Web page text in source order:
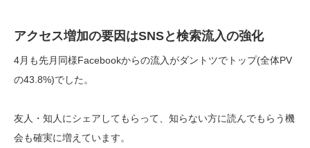
アクセス増加の要因はSNSと検索流入の強化
4月も先月同様Facebookからの流入がダントツでトップ(全体PV
の43.8%)でした。
友人・知人にシェアしてもらって、知らない方に読んでもらう機
会も確実に増えています。